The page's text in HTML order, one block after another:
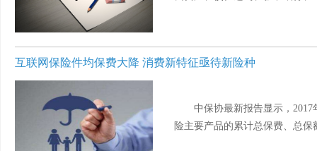
互联网保险件均保费大降 消费新特征亟待新险种
中保协最新报告显示，
险主要产品的累计总保费、总保